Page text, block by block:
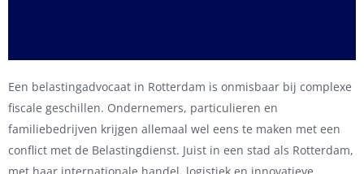
Een belastingadvocaat in Rotterdam is onmisbaar bij complexe
fiscale geschillen. Ondernemers, particulieren en
familiebedrijven krijgen allemaal wel eens te maken met een
conflict met de Belastingdienst. Juist in een stad als Rotterdam,